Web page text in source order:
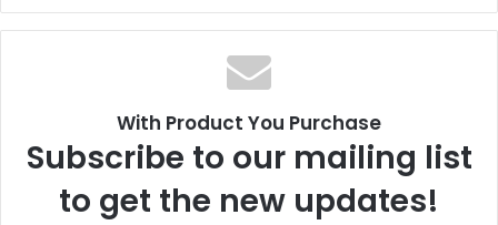
te
With Product You Purchase
Subscribe to our mailing list
to get the new updates!